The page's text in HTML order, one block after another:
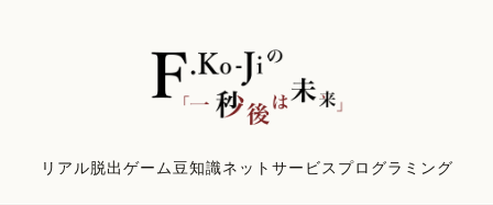
リアル脱出ゲーム豆知識ネットサービス プログラミング